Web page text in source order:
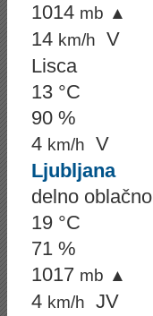
1014 mb ▲
14 km/h
V
Lisca
13 °C
90 %
4 km/h
V
Ljubljana
delno oblačno
19 °C
71 %
1017 mb ▲
4 km/h
JV